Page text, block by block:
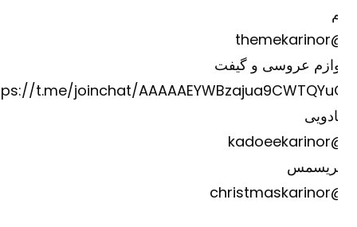
عروسی و گیفت
https://t.me/joinchat/